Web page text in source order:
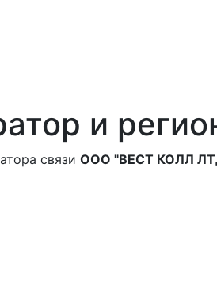
и
связи ООО "ВЕСТ КОЛЛ